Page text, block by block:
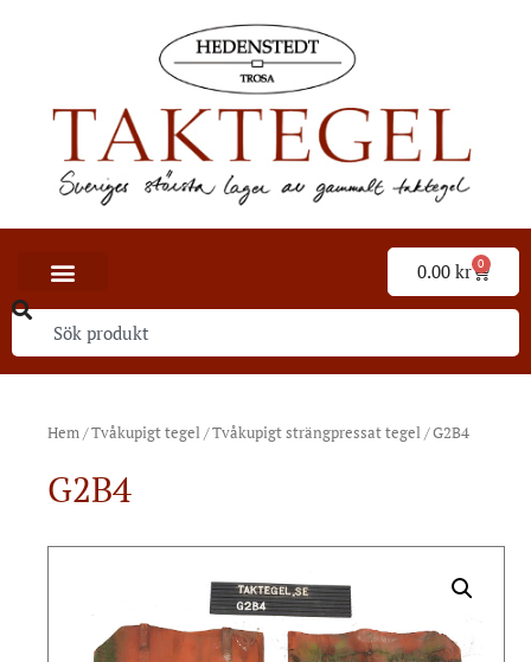
0.00 kr 0
Hem/Tvåkupigt tegel/Tvåkupigt strängpressat tegel/ G2B4
G2B4